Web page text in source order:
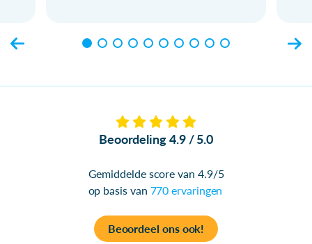
Beoordeling 4.9 / 5.0
Gemiddelde score van 4.9/5
op basis van 770 ervaringen
Beoordeel ons ook!